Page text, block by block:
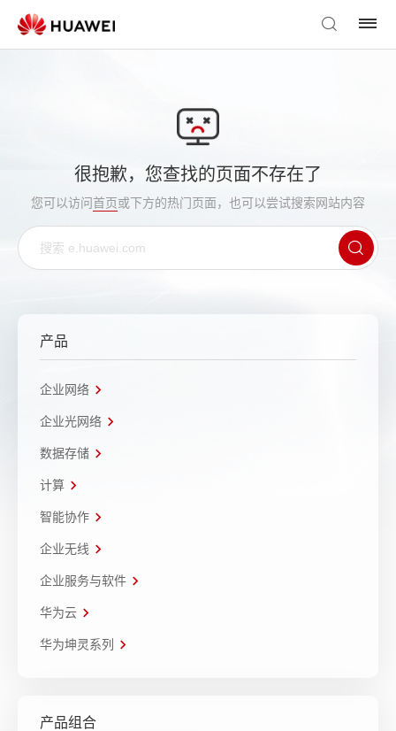
很抱歉，您查找的页面不存在了
您可以访问首页或下方的热门页面，也可以尝试搜索网站内容
产品
企业网络
企业光网络
数据存储
计算
智能协作
企业无线
企业服务与软件
华为云
华为坤灵系列
产品组合